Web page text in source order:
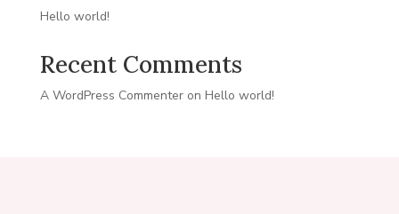
Hello world!
Recent Comments
A WordPress Commenteron Hello world!